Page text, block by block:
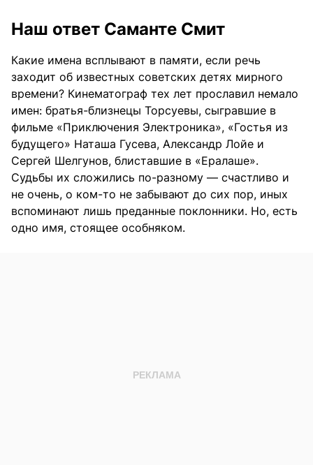
Наш ответ Саманте Смит
Какие имена всплывают в памяти, если речь
заходит об известных советских детях мирного
времени? Кинематограф тех лет прославил немало
имен: братья-близнецы Торсуевы, сыгравшие в
фильме «Приключения Электроника», «Гостья из
будущего» Наташа Гусева, Александр Лойе и
Сергей Шелгунов, блиставшие в «Ералаше».
Судьбы их сложились по-разному — счастливо и
не очень, о ком-то не забывают до сих пор, иных
вспоминают лишь преданные поклонники. Но, есть
одно имя, стоящее особняком.